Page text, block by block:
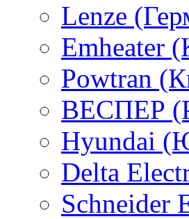
Lenze
Emheater
Powtran
ВЕСПЕР
Hyundai
Delta
Schneider